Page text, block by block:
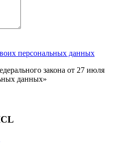
персональных данных
закона от 27 июля
данных»